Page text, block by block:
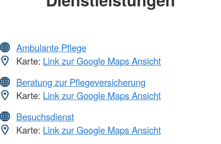
Ambulante Pflege
Karte: Link zur Google Maps Ansicht
Beratung zur Pflegeversicherung
Karte: Link zur Google Maps Ansicht
Besuchsdienst
Karte: Link zur Google Maps Ansicht